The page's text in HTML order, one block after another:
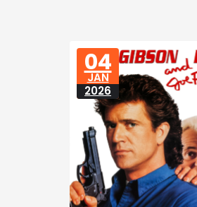
04
JAN
2026